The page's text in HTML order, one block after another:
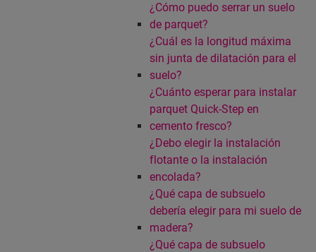
¿Cómo puedo serrar un suelo
de parquet?
¿Cuál es la longitud máxima
sin junta de dilatación para el
suelo?
¿Cuánto esperar para instalar
parquet Quick-Step en
cemento fresco?
¿Debo elegir la instalación
flotante o la instalación
encolada?
¿Qué capa de subsuelo
debería elegir para mi suelo de
madera?
¿Qué capa de subsuelo